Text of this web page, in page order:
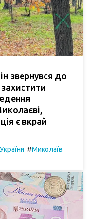
звернувся до
є вкрай
#Миколаїв